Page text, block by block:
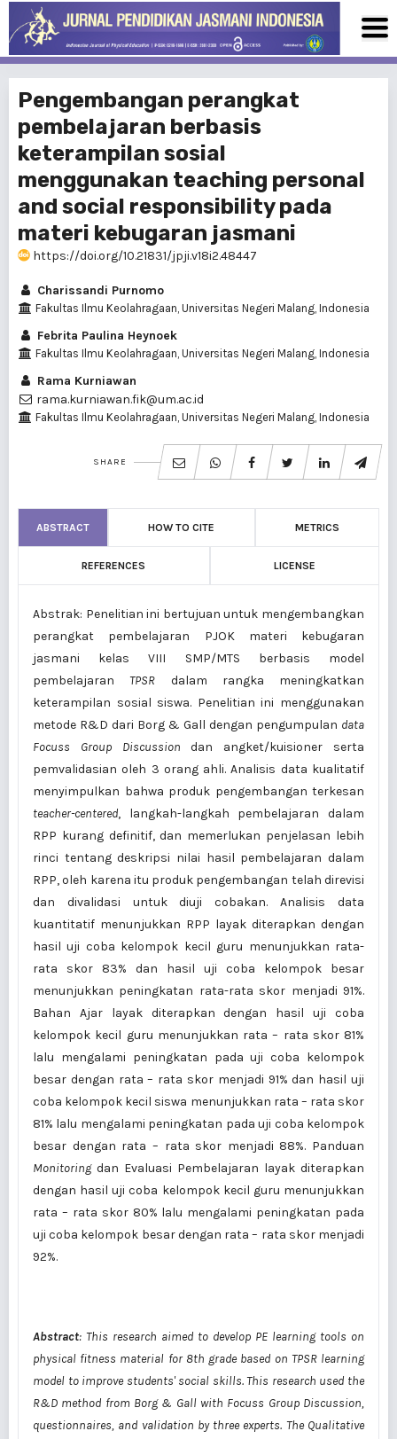
Pengembangan perangkat
pembelajaran berbasis
keterampilan sosial
menggunakan teaching personal
and social responsibility pada
materi kebugaran jasmani
https://doi.org/10.21831/jpji.v18i2.48447
Charissandi Purnomo
Fakultas Ilmu Keolahragaan, Universitas Negeri Malang, Indonesia
Febrita Paulina Heynoek
Fakultas Ilmu Keolahragaan, Universitas Negeri Malang, Indonesia
Rama Kurniawan
rama.kurniawan.fik@um.ac.id
Fakultas Ilmu Keolahragaan, Universitas Negeri Malang, Indonesia
SHARE
ABSTRACT HOW TO CITE METRICS
REFERENCES LICENSE
Abstrak: Penelitian ini bertujuan untuk mengembangkan
perangkat pembelajaran PJOK materi kebugaran
jasmani kelas VIII SMP/MTS berbasis model
pembelajaranTPSR dalam rangka meningkatkan
keterampilan sosial siswa. Penelitian ini menggunakan
metode R&D dari Borg & Gall dengan pengumpulan data
Focuss Group Discussion dan angket/kuisioner serta
pemvalidasian oleh 3 orang ahli. Analisis data kualitatif
menyimpulkan bahwa produk pengembangan terkesan
teacher-centered, langkah-langkah pembelajaran dalam
RPP kurang definitif, dan memerlukan penjelasan lebih
rinci tentang deskripsi nilai hasil pembelajaran dalam
RPP, oleh karena itu produk pengembangan telah direvisi
dan divalidasi untuk diuji cobakan. Analisis data
kuantitatif menunjukkan RPP layak diterapkan dengan
hasil uji coba kelompok kecil guru menunjukkan rata-
rata skor 83% dan hasil uji coba kelompok besar
menunjukkan peningkatan rata-rata skor menjadi 91%.
Bahan Ajar layak diterapkan dengan hasil uji coba
kelompok kecil guru menunjukkan rata – rata skor 81%
lalu mengalami peningkatan pada uji coba kelompok
besar dengan rata – rata skor menjadi 91% dan hasil uji
coba kelompok kecil siswa menunjukkan rata – rata skor
81% lalu mengalami peningkatan pada uji coba kelompok
besar dengan rata – rata skor menjadi 88%. Panduan
Monitoringdan Evaluasi Pembelajaran layak diterapkan
dengan hasil uji coba kelompok kecil guru menunjukkan
rata – rata skor 80% lalu mengalami peningkatan pada
uji coba kelompok besar dengan rata – rata skor menjadi
92%.
Abstract: This research aimed to develop PE learning tools on
physical fitness material for 8th grade based on TPSR learning
model to improve students' social skills. This research used the
R&D method from Borg & Gall with Focuss Group Discussion,
questionnaires, and validation by three experts. The Qualitative